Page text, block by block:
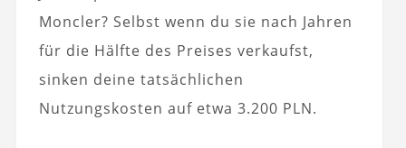
Moncler? Selbst wenn du sie nach Jahren
für die Hälfte des Preises verkaufst,
sinken deine tatsächlichen
Nutzungskosten auf etwa 3.200 PLN.